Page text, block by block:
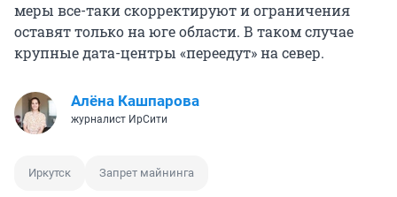
меры все-таки скорректируют и ограничения
оставят только на юге области. В таком случае
крупные дата-центры «переедут» на север.
Алёна Кашпарова
журналист ИрСити
Иркутск Запрет майнинга